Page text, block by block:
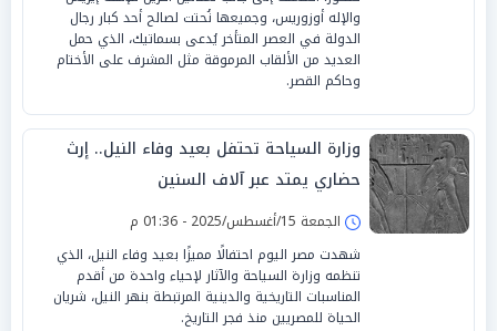
والإله أوزوريس، وجميعها نُحتت لصالح أحد كبار رجال
الدولة في العصر المتأخر يُدعى بسماتيك، الذي حمل
العديد من الألقاب المرموقة مثل المشرف على الأختام
وحاكم القصر.
وزارة السياحة تحتفل بعيد وفاء النيل.. إرث
حضاري يمتد عبر آلاف السنين
الجمعة 15/أغسطس/2025 - 01:36 م
شهدت مصر اليوم احتفالًا مميزًا بعيد وفاء النيل، الذي
تنظمه وزارة السياحة والآثار لإحياء واحدة من أقدم
المناسبات التاريخية والدينية المرتبطة بنهر النيل، شريان
الحياة للمصريين منذ فجر التاريخ.